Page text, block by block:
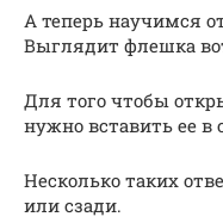
А теперь научимся
Выглядит флешка
Для того чтобы
нужно вставить ее в
Несколько таких
или сзади.